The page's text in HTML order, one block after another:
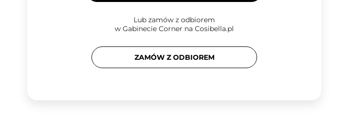
Lub zamów z odbiorem
w Gabinecie Corner na Cosibella.pl
ZAMÓW Z ODBIOREM